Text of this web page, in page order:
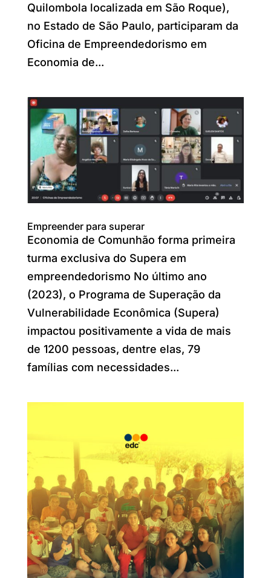
Quilombola localizada em São Roque),
no Estado de São Paulo, participaram da
Oficina de Empreendedorismo em
Economia de...
Empreender para superar
Economia de Comunhão forma primeira
turma exclusiva do Supera em
empreendedorismo No último ano
(2023), o Programa de Superação da
Vulnerabilidade Econômica (Supera)
impactou positivamente a vida de mais
de 1200 pessoas, dentre elas, 79
famílias com necessidades...